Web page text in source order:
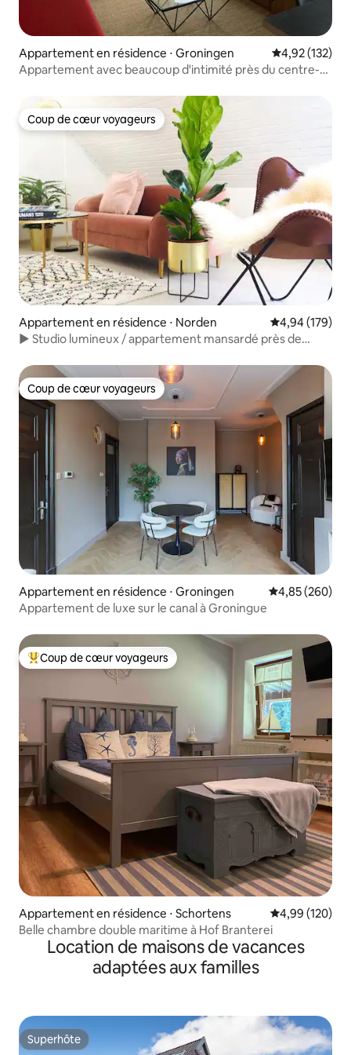
Appartement en résidence ⋅ Groningen Évaluation
4,92 (132)
Appartement avec beaucoup d'intimité près du centre-
Coup de cœur voyageurs
Coup de cœur voyageurs
Appartement en résidence ⋅ Norden Évaluation
4,94 (179)
▶︎ Studio lumineux / appartement mansardé près de
Coup de cœur voyageurs
Coup de cœur voyageurs
Appartement en résidence ⋅ Groningen Évaluation
4,85 (260)
Appartement de luxe sur le canal à Groningue
Coups de cœur voyageurs les plus appréciés
Coup de cœur voyageurs
Appartement en résidence ⋅ Schortens Évaluation
4,99 (120)
Belle chambre double maritime à Hof Branterei
Location de maisons de vacances
adaptées aux familles
Superhôte
Superhôte